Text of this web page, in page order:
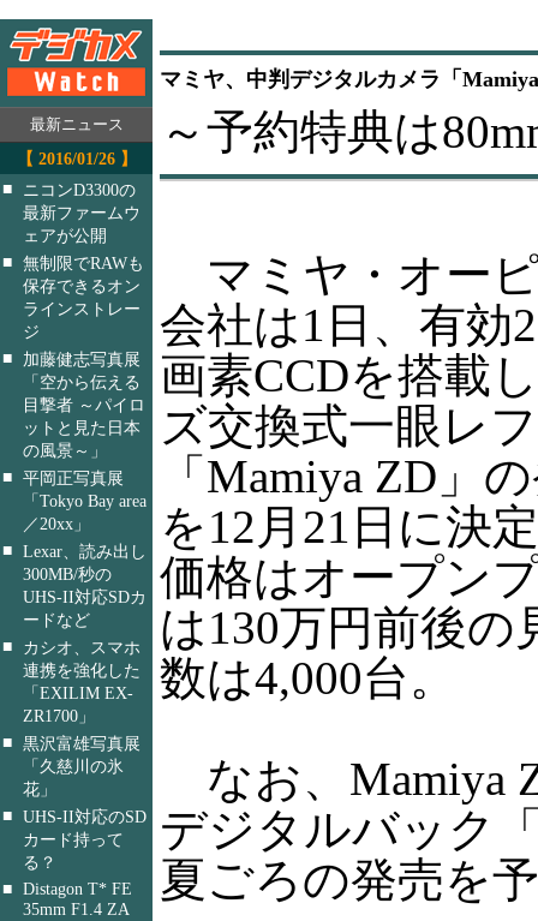
最新ニュース
【 2016/01/26 】
■
ニコンD3300の
最新ファームウ
ェアが公開
■ 無制限でRAWも
保存できるオン
ラインストレー
ジ
■
加藤健志写真展
「空から伝える
目撃者 ～パイロ
ットと見た日本
の風景～」
■ 平岡正写真展
「Tokyo Bay area
／20xx」
■ Lexar、読み出し
300MB/秒の
UHS-II対応SDカ
ードなど
■
カシオ、スマホ
連携を強化した
「EXILIM EX-
ZR1700」
■ 黒沢富雄写真展
「久慈川の氷
花」
■ UHS-II対応のSD
カード持って
る？
■ Distagon T* FE
35mm F1.4 ZA
マミヤ、中判デジタルカメラ「
～予約特典は
マミヤ・オー
会社は1日、有効
画素CCDを搭載
ズ交換式一眼レ
「Mamiya ZD」
を12月21日に決
価格はオープン
は130万円前後の
数は4,000台。
なお、Mamiya
デジタルバック
夏ごろの発売を